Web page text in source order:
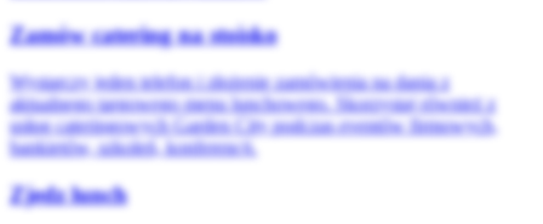
Zamów catering na stoisko
Wystarczy jeden telefon i złożenie zamówienia na dania z
aktualnego targowego menu lunchowego. Skorzystaj również z
usług cateringowych Garden City podczas eventów firmowych,
bankietów, szkoleń, konferencji.
Zjedz lunch